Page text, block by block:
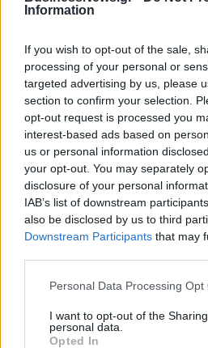
Information
If you wish to opt-out of the sale,
processing of your personal or
targeted advertising by us, please
section to confirm your selection.
opt-out request is processed you
interest-based ads based on
us or personal information
your opt-out. You may separately
disclosure of your personal
IAB’s list of downstream
also be disclosed by us to third
Downstream Participants that may
Personal Data Processing Opt
I want to opt-out of the
personal data.
Opted In
Και τέλος, τρέχουμε πραγματικά,
αλλάξει επίπεδο, να προσθέσει
μετακινήσεων, λειτουργικότητα
Φέρνουμε πιο κοντά τη μετάβαση
Αλλάζουμε τη Θεσσαλονίκη,
ΤΑΧΙΑΟΣ ΘΕΣΣΑΛΟΝΙΚΗ